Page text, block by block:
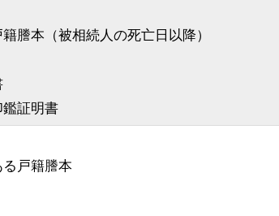
謄本（被相続人の死亡日以降）
鑑証明書
る戸籍謄本